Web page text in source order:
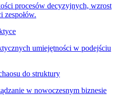
procesów decyzyjnych, wzrost
zespołów.
umiejętności w podejściu
do struktury
w nowoczesnym biznesie